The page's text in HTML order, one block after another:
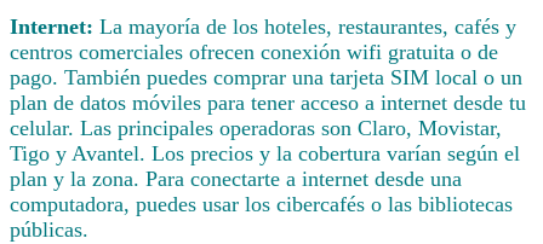
Internet: La mayoría de los hoteles, restaurantes, cafés y
centros comerciales ofrecen conexión wifi gratuita o de
pago. También puedes comprar una tarjeta SIM local o un
plan de datos móviles para tener acceso a internet desde tu
celular. Las principales operadoras son Claro, Movistar,
Tigo y Avantel. Los precios y la cobertura varían según el
plan y la zona. Para conectarte a internet desde una
computadora, puedes usar los cibercafés o las bibliotecas
públicas.